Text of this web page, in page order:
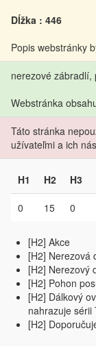
Dĺžka : 446
Popis webstránky
nerezové zábradlí,
Webstránka
Táto stránka
užívateľmi a ich
H1 H2 H3
0 15 0
[H2] Akce
[H2] Nerezová
[H2] Nerezový
[H2] Pohon
[H2] Dálkový
nahrazuje sérii
[H2]